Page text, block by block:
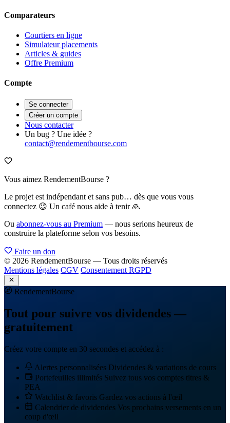
Comparateurs
Courtiers en ligne
Simulateur placements
Articles & guides
Offre Premium
Compte
Se connecter
Créer un compte
Nous contacter
Un bug ? Une idée ?
contact@rendementbourse.com
Vous aimez RendementBourse ?
Le projet est indépendant et sans pub… dès que vous vous
connectez 😉 Un café nous aide à tenir 🙏
Ou abonnez-vous au Premium — nous serions heureux de
construire la plateforme selon vos besoins.
Faire un don
© 2026 RendementBourse — Tous droits réservés
Mentions légales CGV Consentement RGPD
RendementBourse
Tout pour suivre vos dividendes —
gratuitement
Créez votre compte en 30 secondes et accédez à :
Alertes personnalisées Dividendes & variations de cours
Portefeuilles illimités Suivez tous vos comptes titres &
PEA
Watchlist & favoris Gardez vos actions à l'œil
Calendrier de dividendes Vos prochains versements en un
coup d'œil